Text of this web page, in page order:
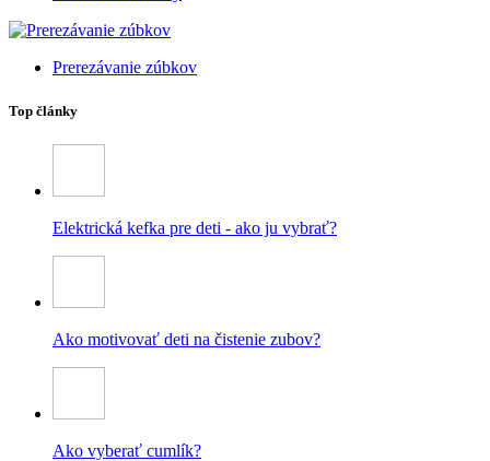
Prerezávanie zúbkov
Top články
Elektrická kefka pre deti - ako ju vybrať?
Ako motivovať deti na čistenie zubov?
Ako vyberať cumlík?